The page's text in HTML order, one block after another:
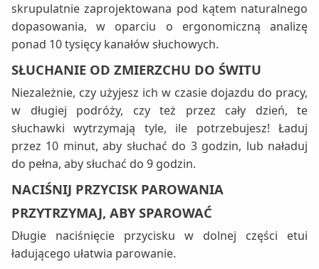
skrupulatnie zaprojektowana pod kątem naturalnego
dopasowania, w oparciu o ergonomiczną analizę
ponad 10 tysięcy kanałów słuchowych.
SŁUCHANIE OD ZMIERZCHU DO ŚWITU
Niezależnie, czy użyjesz ich w czasie dojazdu do pracy,
w długiej podróży, czy też przez cały dzień, te
słuchawki wytrzymają tyle, ile potrzebujesz! Ładuj
przez 10 minut, aby słuchać do 3 godzin, lub naładuj
do pełna, aby słuchać do 9 godzin.
NACIŚNIJ PRZYCISK PAROWANIA
PRZYTRZYMAJ, ABY SPAROWAĆ
Długie naciśnięcie przycisku w dolnej części etui
ładującego ułatwia parowanie.